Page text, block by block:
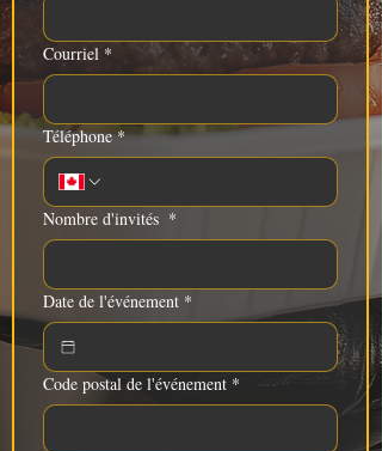
Courriel *
Téléphone *
Nombre d'invités *
Date de l'événement *
Code postal de l'événement *